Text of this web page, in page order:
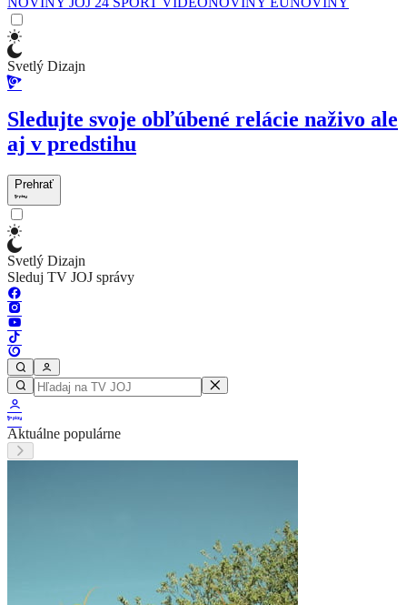
Svetlý Dizajn
Sledujte svoje obľúbené relácie naživo ale
aj v predstihu
Prehrať
Svetlý Dizajn
Sleduj TV JOJ správy
Aktuálne populárne